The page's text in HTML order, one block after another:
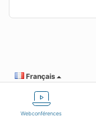
Webconférences
Français